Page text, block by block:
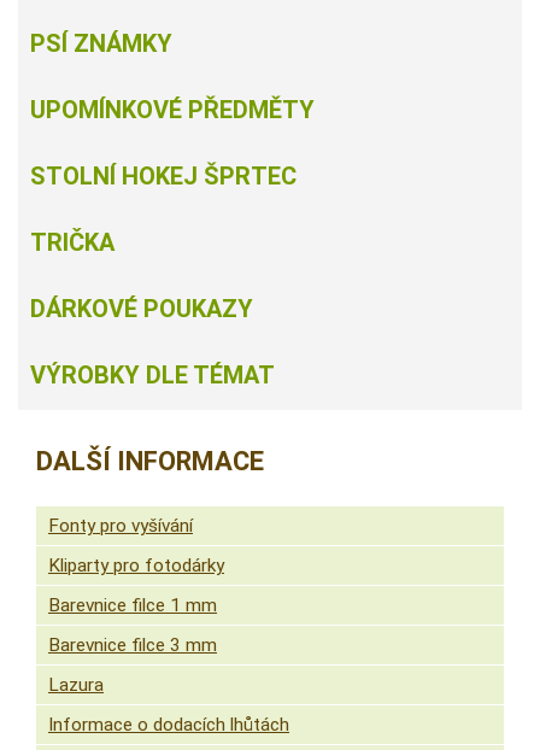
PSÍ ZNÁMKY
UPOMÍNKOVÉ PŘEDMĚTY
STOLNÍ HOKEJ ŠPRTEC
TRIČKA
DÁRKOVÉ POUKAZY
VÝROBKY DLE TÉMAT
DALŠÍ INFORMACE
Fonty pro vyšívání
Kliparty pro fotodárky
Barevnice filce 1 mm
Barevnice filce 3 mm
Lazura
Informace o dodacích lhůtách